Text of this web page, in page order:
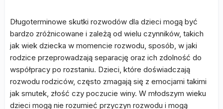
Długoterminowe skutki rozwodów dla dzieci mogą być
bardzo zróżnicowane i zależą od wielu czynników, takich
jak wiek dziecka w momencie rozwodu, sposób, w jaki
rodzice przeprowadzają separację oraz ich zdolność do
współpracy po rozstaniu. Dzieci, które doświadczają
rozwodu rodziców, często zmagają się z emocjami takimi
jak smutek, złość czy poczucie winy. W młodszym wieku
dzieci mogą nie rozumieć przyczyn rozwodu i mogą